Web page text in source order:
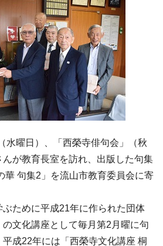
曜日）、「西榮寺俳句会」（秋
が教育長室を訪れ、出版した句集
華 句集2」を流山市教育委員会に寄
ために平成21年に作られた団体
文化講座として毎月第2月曜に句
成22年には「西榮寺文化講座 桐